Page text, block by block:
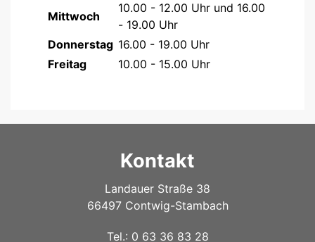
Mittwoch
10.00 - 12.00 Uhr und 16.00
- 19.00 Uhr
Donnerstag 16.00 - 19.00 Uhr
Freitag
10.00 - 15.00 Uhr
Kontakt
Landauer Straße 38
66497 Contwig-Stambach
Tel.: 0 63 36 83 28